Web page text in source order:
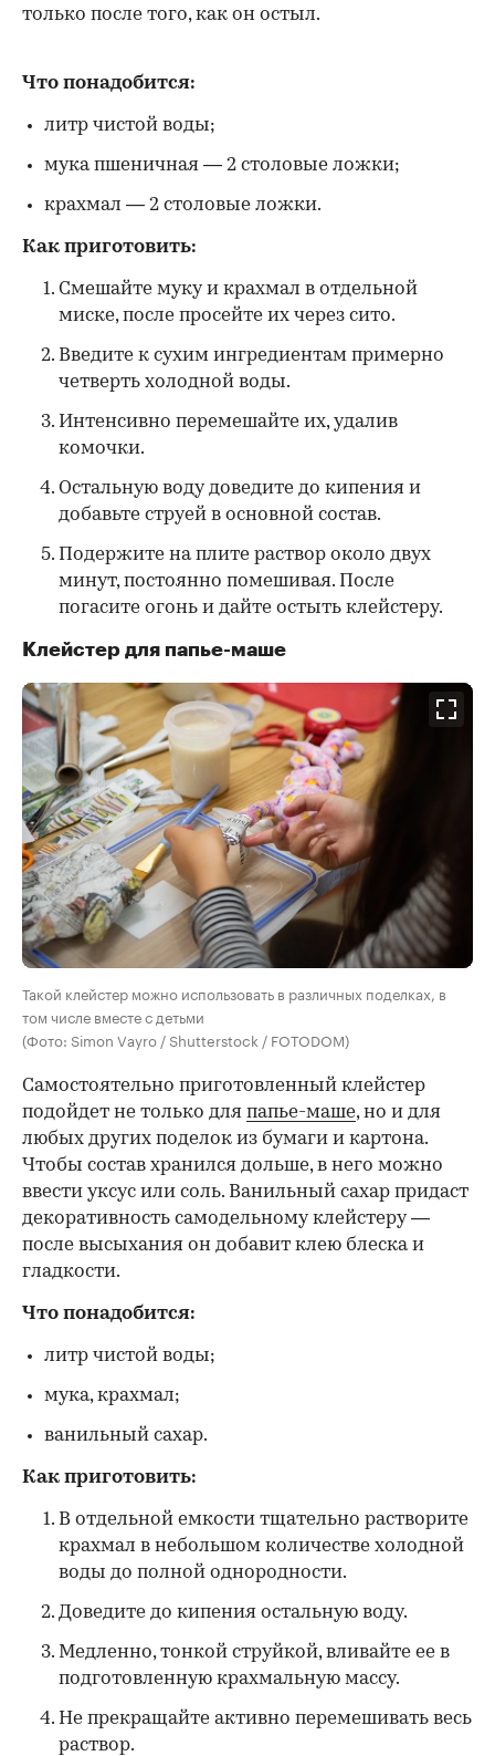
только после того, как он остыл.
Что понадобится:
литр чистой воды;
мука пшеничная — 2 столовые ложки;
крахмал — 2 столовые ложки.
Как приготовить:
Смешайте муку и крахмал в отдельной
миске, после просейте их через сито.
Введите к сухим ингредиентам примерно
четверть холодной воды.
Интенсивно перемешайте их, удалив
комочки.
Остальную воду доведите до кипения и
добавьте струей в основной состав.
Подержите на плите раствор около двух
минут, постоянно помешивая. После
погасите огонь и дайте остыть клейстеру.
Клейстер для папье-маше
Такой клейстер можно использовать в различных поделках, в
том числе вместе с детьми
(Фото: Simon Vayro / Shutterstock / FOTODOM)
Самостоятельно приготовленный клейстер
подойдет не только для папье-маше, но и для
любых других поделок из бумаги и картона.
Чтобы состав хранился дольше, в него можно
ввести уксус или соль. Ванильный сахар придаст
декоративность самодельному клейстеру —
после высыхания он добавит клею блеска и
гладкости.
Что понадобится:
литр чистой воды;
мука, крахмал;
ванильный сахар.
Как приготовить:
В отдельной емкости тщательно растворите
крахмал в небольшом количестве холодной
воды до полной однородности.
Доведите до кипения остальную воду.
Медленно, тонкой струйкой, вливайте ее в
подготовленную крахмальную массу.
Не прекращайте активно перемешивать весь
раствор.